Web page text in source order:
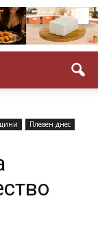
Плевен днес